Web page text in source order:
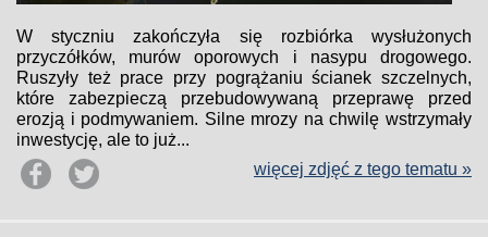
W styczniu zakończyła się rozbiórka wysłużonych
przyczółków, murów oporowych i nasypu drogowego.
Ruszyły też prace przy pogrążaniu ścianek szczelnych,
które zabezpieczą przebudowywaną przeprawę przed
erozją i podmywaniem. Silne mrozy na chwilę wstrzymały
inwestycję, ale to już...
więcej zdjęć z tego tematu »